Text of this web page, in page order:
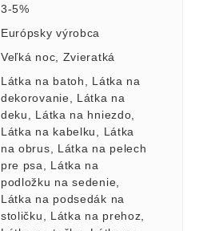
3-5%
Európsky výrobca
Veľká noc
Zvieratká
Látka na batoh
Látka na
dekorovanie
Látka na
deku
Látka na hniezdo
Látka na kabelku
Látka
na obrus
Látka na pelech
pre psa
Látka na
podložku na sedenie
Látka na podsedák na
stoličku
Látka na prehoz